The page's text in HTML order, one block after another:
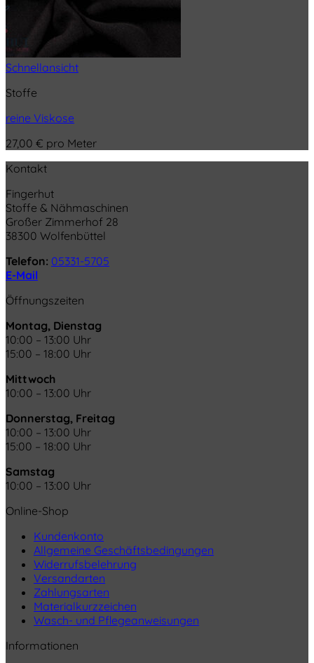
Schnellansicht
Stoffe
reine Viskose
27,00 € pro Meter
Kontakt
Fingerhut
Stoffe & Nähmaschinen
Großer Zimmerhof 28
38300 Wolfenbüttel
Telefon: 05331-5705
E-Mail
Öffnungszeiten
Montag, Dienstag
10:00 – 13:00 Uhr
15:00 – 18:00 Uhr
Mittwoch
10:00 – 13:00 Uhr
Donnerstag, Freitag
10:00 – 13:00 Uhr
15:00 – 18:00 Uhr
Samstag
10:00 – 13:00 Uhr
Online-Shop
Kundenkonto
Allgemeine Geschäftsbedingungen
Widerrufsbelehrung
Versandarten
Zahlungsarten
Materialkurzzeichen
Wasch- und Pflegeanweisungen
Informationen